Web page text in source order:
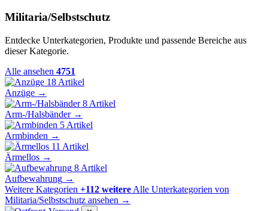
Militaria/Selbstschutz
Entdecke Unterkategorien, Produkte und passende Bereiche aus
dieser Kategorie.
Alle ansehen 4751
18 Artikel
Anzüge →
8 Artikel
Arm-/Halsbänder →
5 Artikel
Armbinden →
11 Artikel
Ärmellos →
8 Artikel
Aufbewahrung →
Weitere Kategorien +112 weitere Alle Unterkategorien von
Militaria/Selbstschutz ansehen →